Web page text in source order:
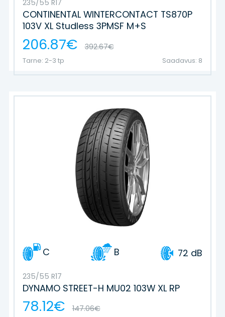
235/55 R17
CONTINENTAL WINTERCONTACT TS870P
103V XL Studless 3PMSF M+S
206.87€ 392.67€
Tarne: 2-3 tp Saadavus: 8
C B 72 dB
235/55 R17
DYNAMO STREET-H MU02 103W XL RP
78.12€ 147.06€